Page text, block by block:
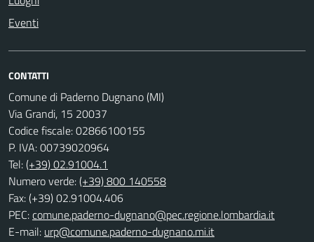
Eventi
CONTATTI
Comune di Paderno Dugnano (MI)
Via Grandi, 15 20037
Codice fiscale: 02866100155
P. IVA: 00739020964
Tel:(+39) 02.91004.1
Numero verde:(+39) 800 140558
Fax: (+39) 02.91004.406
PEC:comune.paderno-dugnano@pec.regione.lombardia.it
E-mail: urp@comune.paderno-dugnano.mi.it